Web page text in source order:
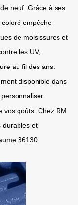
neuf. Grâce à ses
empêche
de moisissures et
les UV,
au fil des ans.
disponible dans
vos goûts. Chez RM
durables et
36130.